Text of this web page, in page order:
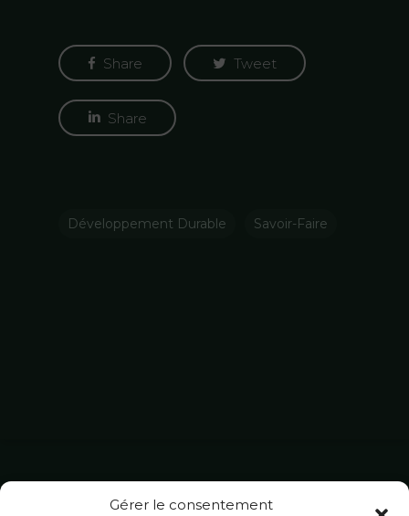
Gérer le consentement
Share Tweet
Share
Développement Durable Savoir-Faire